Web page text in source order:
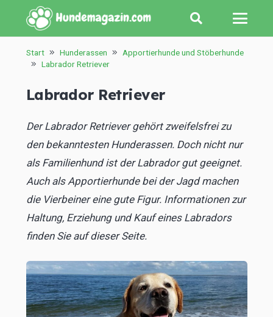
Start Hunderassen
Apportierhunde und Stöberhunde
Labrador Retriever
Labrador Retriever
Der Labrador Retriever gehört zweifelsfrei zu
den bekanntesten Hunderassen. Doch nicht nur
als Familienhund ist der Labrador gut geeignet.
Auch als Apportierhunde bei der Jagd machen
die Vierbeiner eine gute Figur. Informationen zur
Haltung, Erziehung und Kauf eines Labradors
finden Sie auf dieser Seite.